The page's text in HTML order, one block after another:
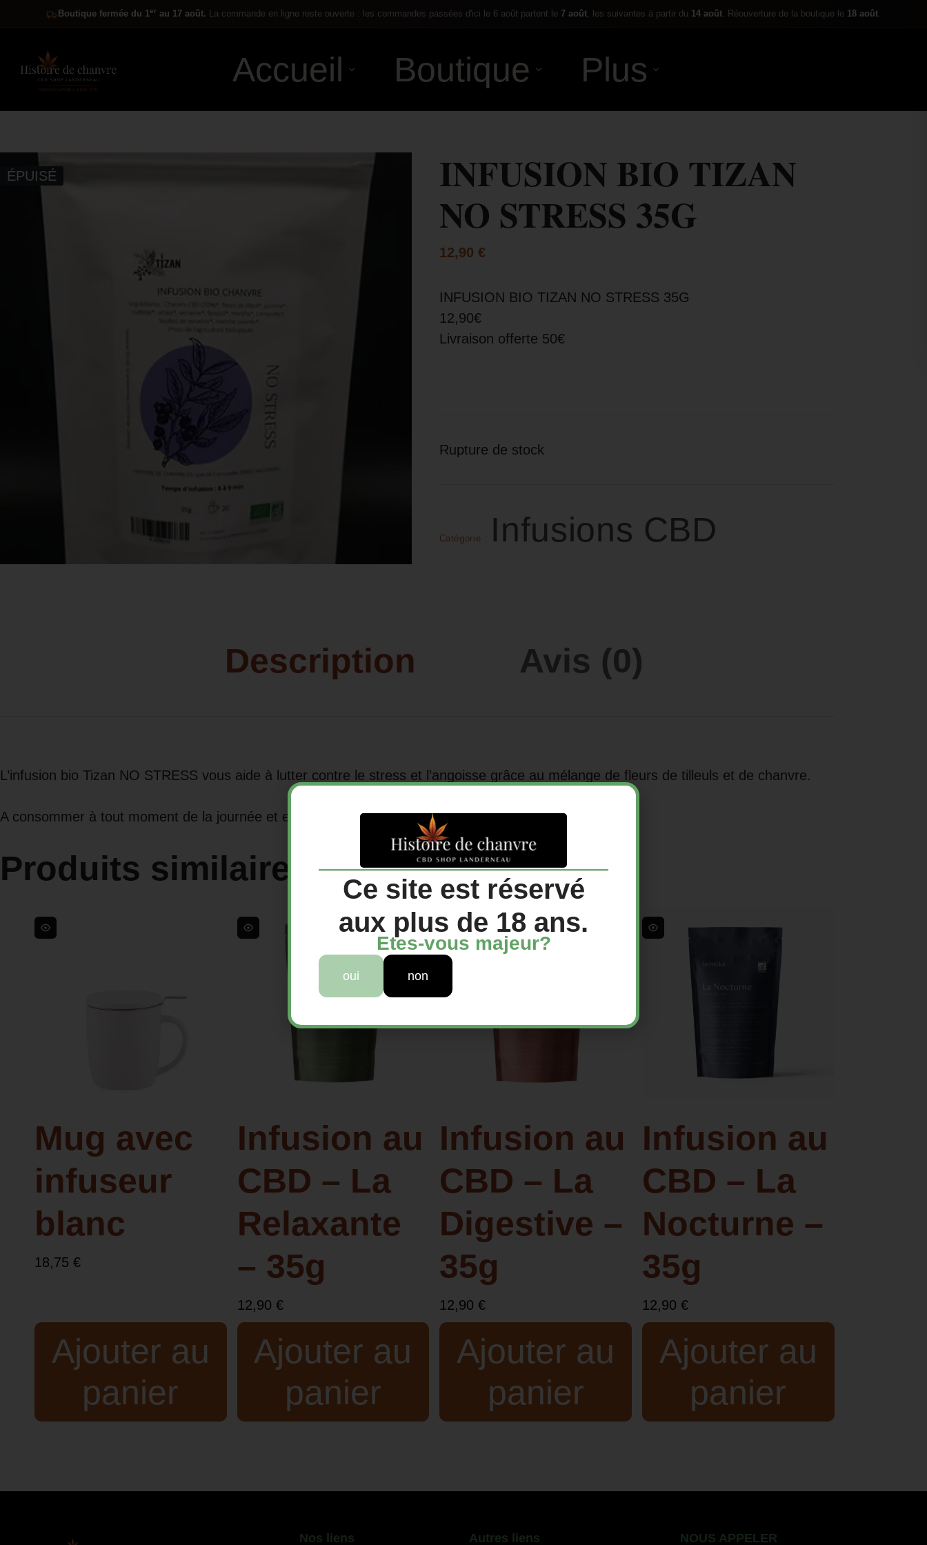
Boutique fermée du 1er au 17 août. La commande en ligne reste ouverte : les commandes passées d'ici le 6 août partent le 7 août, les suivantes à partir du 14 août. Réouverture de la boutique le 18 août.
Accueil Boutique Plus
ÉPUISÉ
INFUSION BIO TIZAN
NO STRESS 35G
12,90 €
INFUSION BIO TIZAN NO STRESS 35G
12,90€
Livraison offerte 50€
Rupture de stock
Catégorie : Infusions CBD
Description Avis (0)
L’infusion bio Tizan NO STRESS vous aide à lutter contre le stress et l’angoisse grâce au mélange de fleurs de tilleuls et de chanvre.
A consommer à tout moment de la journée et en soirée.
Produits similaires
Mug avec
infuseur
blanc
18,75 €
Ajouter au
panier
Infusion au
CBD – La
Relaxante
– 35g
12,90 €
Ajouter au
panier
Infusion au
CBD – La
Digestive –
35g
12,90€
Ajouter au
panier
Infusion au
CBD – La
Nocturne –
35g
12,90 €
Ajouter au
panier
Nos liens Autres liens NOUS APPELER
Ce site est réservé
aux plus de 18 ans.
Etes-vous majeur?
oui non